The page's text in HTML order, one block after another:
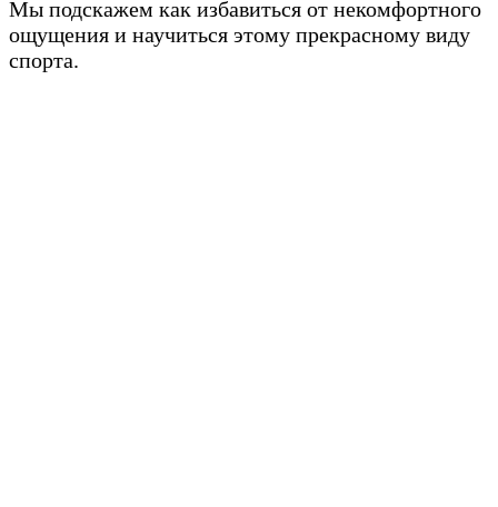
Мы подскажем как избавиться от некомфортного
ощущения и научиться этому прекрасному виду
спорта.